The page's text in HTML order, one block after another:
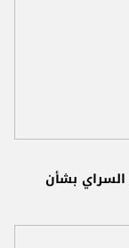
السراي بشأن